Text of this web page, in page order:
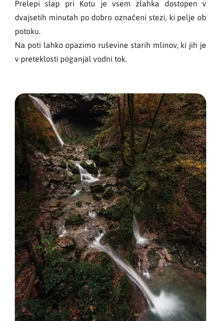
Prelepi slap pri Kotu je vsem zlahka dostopen v
dvajsetih minutah po dobro označeni stezi, ki pelje ob
potoku.
Na poti lahko opazimo ruševine starih mlinov, ki jih je
v preteklosti poganjal vodni tok.